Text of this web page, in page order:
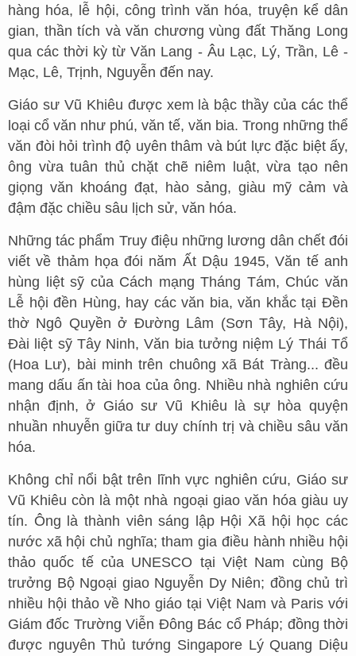
hàng hóa, lễ hội, công trình văn hóa, truyện kể dân
gian, thần tích và văn chương vùng đất Thăng Long
qua các thời kỳ từ Văn Lang - Âu Lạc, Lý, Trần, Lê -
Mạc, Lê, Trịnh, Nguyễn đến nay.
Giáo sư Vũ Khiêu được xem là bậc thầy của các thể
loại cổ văn như phú, văn tế, văn bia. Trong những thể
văn đòi hỏi trình độ uyên thâm và bút lực đặc biệt ấy,
ông vừa tuân thủ chặt chẽ niêm luật, vừa tạo nên
giọng văn khoáng đạt, hào sảng, giàu mỹ cảm và
đậm đặc chiều sâu lịch sử, văn hóa.
Những tác phẩm Truy điệu những lương dân chết đói
viết về thảm họa đói năm Ất Dậu 1945, Văn tế anh
hùng liệt sỹ của Cách mạng Tháng Tám, Chúc văn
Lễ hội đền Hùng, hay các văn bia, văn khắc tại Đền
thờ Ngô Quyền ở Đường Lâm (Sơn Tây, Hà Nội),
Đài liệt sỹ Tây Ninh, Văn bia tưởng niệm Lý Thái Tổ
(Hoa Lư), bài minh trên chuông xã Bát Tràng... đều
mang dấu ấn tài hoa của ông. Nhiều nhà nghiên cứu
nhận định, ở Giáo sư Vũ Khiêu là sự hòa quyện
nhuần nhuyễn giữa tư duy chính trị và chiều sâu văn
hóa.
Không chỉ nổi bật trên lĩnh vực nghiên cứu, Giáo sư
Vũ Khiêu còn là một nhà ngoại giao văn hóa giàu uy
tín. Ông là thành viên sáng lập Hội Xã hội học các
nước xã hội chủ nghĩa; tham gia điều hành nhiều hội
thảo quốc tế của UNESCO tại Việt Nam cùng Bộ
trưởng Bộ Ngoại giao Nguyễn Dy Niên; đồng chủ trì
nhiều hội thảo về Nho giáo tại Việt Nam và Paris với
Giám đốc Trường Viễn Đông Bác cổ Pháp; đồng thời
được nguyên Thủ tướng Singapore Lý Quang Diệu